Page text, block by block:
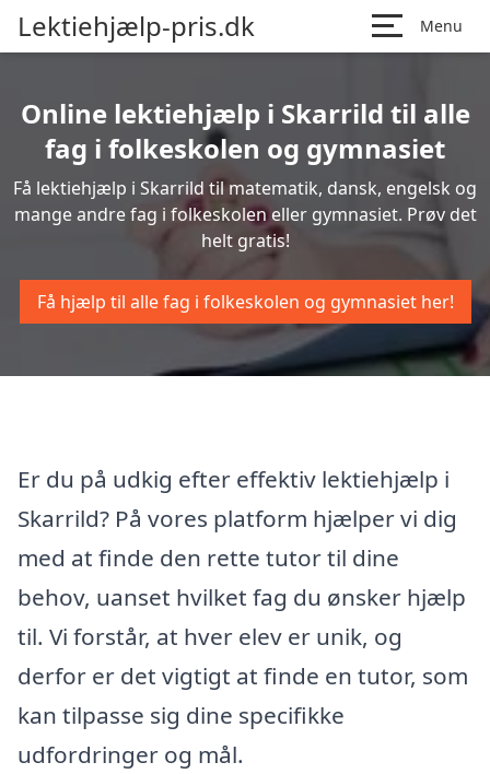
Lektiehjælp-pris.dk Menu
Online lektiehjælp i Skarrild til alle
fag i folkeskolen og gymnasiet
Få lektiehjælp i Skarrild til matematik, dansk, engelsk og
mange andre fag i folkeskolen eller gymnasiet. Prøv det
helt gratis!
Få hjælp til alle fag i folkeskolen og gymnasiet her!
Er du på udkig efter effektiv lektiehjælp i
Skarrild? På vores platform hjælper vi dig
med at finde den rette tutor til dine
behov, uanset hvilket fag du ønsker hjælp
til. Vi forstår, at hver elev er unik, og
derfor er det vigtigt at finde en tutor, som
kan tilpasse sig dine specifikke
udfordringer og mål.